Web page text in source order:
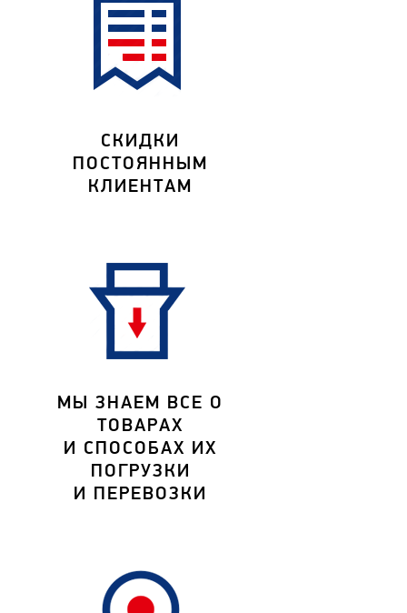
СКИДКИ
ПОСТОЯННЫМ
КЛИЕНТАМ
МЫ ЗНАЕМ ВСЕ О
ТОВАРАХ
И СПОСОБАХ ИХ
ПОГРУЗКИ
И ПЕРЕВОЗКИ